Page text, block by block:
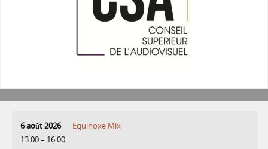
6 août 2026
13:00– 16:00
Equinoxe Mix